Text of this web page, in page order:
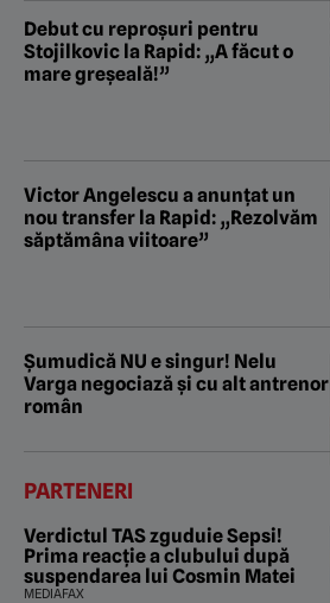
Debut cu reproșuri pentru
Stojilkovic la Rapid: „A făcut o
mare greșeală!”
Victor Angelescu a anunțat un
nou transfer la Rapid: „Rezolvăm
săptămâna viitoare”
Şumudică NU e singur! Nelu
Varga negociază şi cu alt antrenor
român
PARTENERI
Verdictul TAS zguduie Sepsi!
Prima reacție a clubului după
suspendarea lui Cosmin Matei
MEDIAFAX